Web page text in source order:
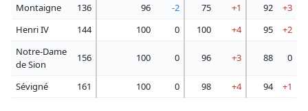
Montaigne
136 96 -2 75 +1 92
+3
Henri IV
144 100 0 100 +4 95
+2
Notre-Dame
de Sion
156 100 0 96 +3 88 0
Sévigné 161 100 0 98 +4 94 +1